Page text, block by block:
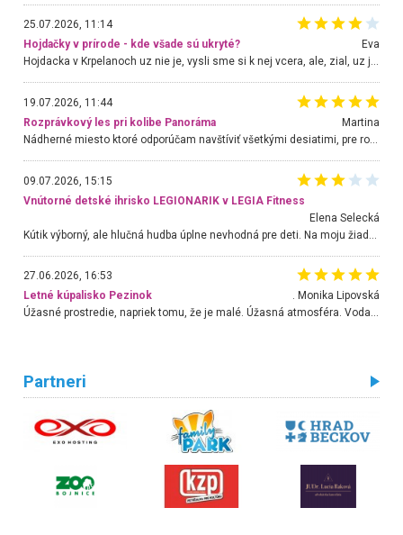
25.07.2026, 11:14
Hojdačky v prírode - kde všade sú ukryté?
Eva
Hojdacka v Krpelanoch uz nie je, vysli sme si k nej vcera, ale, zial, uz je znicena. Ak sem planujete cestu len kvoli hojdacke, mozete si ju usetrit. Krasny vyhlad je tu vsak aj bez hojdacky :-)
19.07.2026, 11:44
Rozprávkový les pri kolibe Panoráma
Martina
Nádherné miesto ktoré odporúčam navštíviť všetkými desiatimi, pre rodiny s deťmi, dôchodcom... Proste a jednoducho ozaj rozprávkový les.. určite ešte prídeme. Odniesli sme si na pamiatku krásne tričká,
09.07.2026, 15:15
Vnútorné detské ihrisko LEGIONARIK v LEGIA Fitness
Elena Selecká
27.06.2026, 16:53
Letné kúpalisko Pezinok
. Monika Lipovská
Úžasné prostredie, napriek tomu, že je malé. Úžasná atmosféra. Voda fantastická a nádherná. Ľudí je pomerne veľa, ale su mili a ohľaduplní. Je veľmi zaujímavé sledovať, ako dokážu spolu športovať cudzí ľudia a bez ohľadu na vek. Vládne tu pohoda. Vnuka neviem dostať z vody. Ďakujem za krásny deň . Urcite sa sem vrátim. Jediný problém je s parkovaním, ale aj ten sa mi podarilo vyriešiť. Monika Bratislava
Partneri